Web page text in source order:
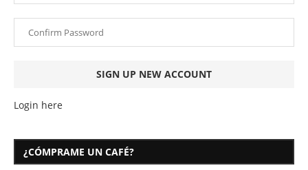
Login here
¿CÓMPRAME UN CAFÉ?